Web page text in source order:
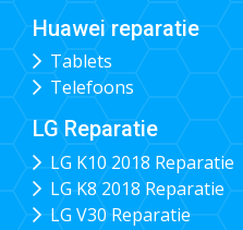
Huawei reparatie
Tablets
Telefoons
LG Reparatie
LG K10 2018 Reparatie
LG K8 2018 Reparatie
LG V30 Reparatie